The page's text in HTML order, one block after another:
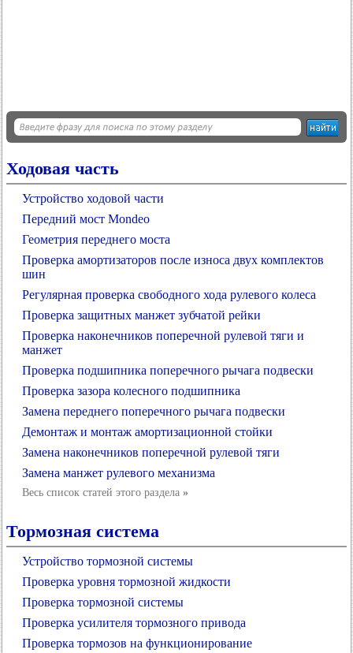
Ходовая часть
Устройство ходовой части
Передний мост Mondeo
Геометрия переднего моста
Проверка амортизаторов после износа двух комплектов
шин
Регулярная проверка свободного хода рулевого колеса
Проверка защитных манжет зубчатой рейки
Проверка наконечников поперечной рулевой тяги и
манжет
Проверка подшипника поперечного рычага подвески
Проверка зазора колесного подшипника
Замена переднего поперечного рычага подвески
Демонтаж и монтаж амортизационной стойки
Замена наконечников поперечной рулевой тяги
Замена манжет рулевого механизма
Весь список статей этого раздела »
Тормозная система
Устройство тормозной системы
Проверка уровня тормозной жидкости
Проверка тормозной системы
Проверка усилителя тормозного привода
Проверка тормозов на функционирование